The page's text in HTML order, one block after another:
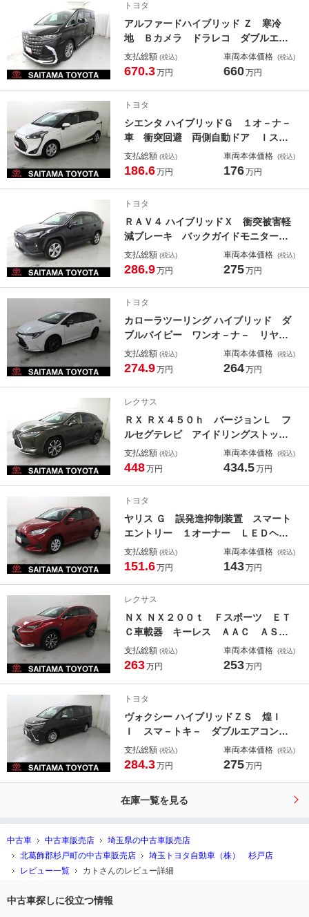
ミ ドライブレコーダー Ｐシート
キーフリー
トヨタ
アルファードハイブリッド Ｚ 寒冷
地 Ｂカメラ ドラレコ ダブルエア
コン オートクルーズコントロール
スマートキー メモリナビ ＡＣ１０
Ｄヘッドランプ ＥＴＣ
支払総額 (税込)
670.3万円
車両本体価格 (税込)
660万円
トヨタ
シエンタ ハイブリッドＧ １オ－ナ－
車 衝突回避 両側自動ドア Ｉスト
ップ 記録簿あり スマキ 地デジフ
ルセグＴＶ バックモニタ ＬＥＤラ
ク ＰＳ ＥＴＣ
支払総額 (税込)
186.6万円
車両本体価格 (税込)
176万円
トヨタ
ＲＡＶ４ ハイブリッドＸ 衝突被害軽
減ブレーキ バックガイドモニター
横滑り防止 メモリーナビ 盗難防
止 ＬＥＤヘッドライト キーフリ
ンドウ エアコン ＥＴＣ
支払総額 (税込)
286.9万円
車両本体価格 (税込)
275万円
トヨタ
カローラツーリング ハイブリッド ダ
ブルバイビー ワンオ－ナ－ リヤカ
メラ Ａストップ ＡＡＣ 横滑防止
装置 ＬＥＤライト １００Ｖ サイ
ルミホイル キーレス デュアルエア
バッグ
支払総額 (税込)
274.9万円
車両本体価格 (税込)
264万円
レクサス
ＲＸ ＲＸ４５０ｈ バージョンＬ フ
ルセグテレビ アイドリングストッ
プ 寒冷地仕様 ナビ＆ＴＶ オート
エアコン フルタイム４ＷＤ アル
マートキー ＤＶＤ再生 ＡＵＸ
支払総額 (税込)
448万円
車両本体価格 (税込)
434.5万円
トヨタ
ヤリス Ｇ 誤発進抑制装置 スマート
エントリー １オーナー ＬＥＤヘッ
ドライト 盗難防止 バックモニタ
ー オートエアコン キーレスエント
支払総額 (税込)
151.6万円
車両本体価格 (税込)
143万円
レクサス
ＮＸ ＮＸ２００ｔ Ｆスポーツ ＥＴ
Ｃ車載器 キーレス ＡＡＣ ＡＳ
Ｃ 黒革シート クルーズコントロー
ル ＬＥＤヘッドライト 盗難防止装
ート スマキー ナビ・ＴＶ
支払総額 (税込)
263万円
車両本体価格 (税込)
253万円
トヨタ
ヴォクシー ハイブリッドＺＳ 煌Ｉ
Ｉ スマ－トキ－ ダブルエアコン
ＬＥＤヘッドライト フルセグＴＶ
キーフリー クルコン ＥＴＣ パワ
アルミ ３列シ－ト エアバッグ
支払総額 (税込)
284.3万円
車両本体価格 (税込)
275万円
在庫一覧を見る
中古車 中古車販売店
埼玉県の中古車販売店
北葛飾郡杉戸町の中古車販売店
埼玉トヨタ自動車（株） 杉戸店
レビュー一覧
カトさんのレビュー詳細
中古車探しに役立つ情報